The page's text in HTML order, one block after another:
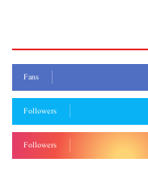
Fans
Followers
Followers